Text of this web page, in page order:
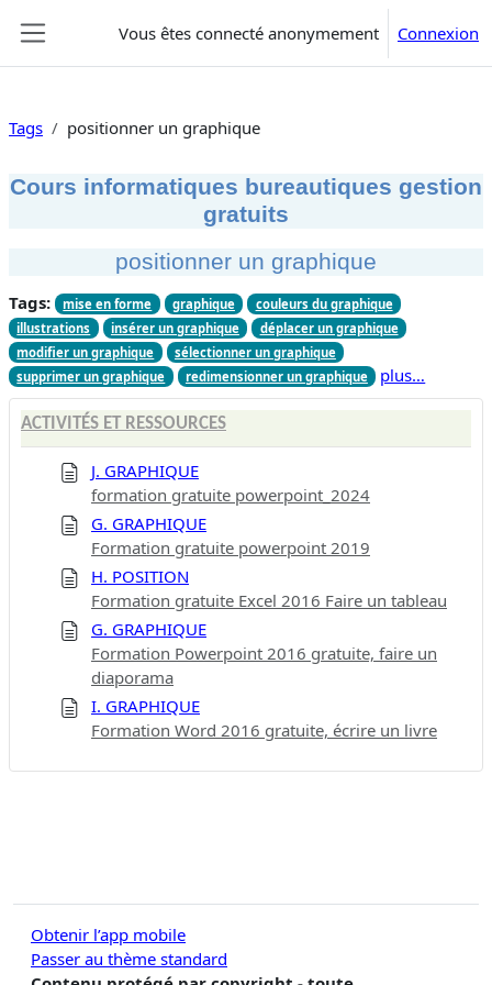
Vous êtes connecté anonymement Connexion
Tags positionner un graphique
Cours informatiques bureautiques gestion
gratuits
positionner un graphique
Tags: mise en forme graphique
couleurs du graphique
illustrations
insérer un graphique
déplacer un graphique
modifier un graphique
sélectionner un graphique
supprimer un graphique
redimensionner un graphique plus…
ACTIVITÉS ET RESSOURCES
J. GRAPHIQUE
formation gratuite powerpoint_2024
G. GRAPHIQUE
Formation gratuite powerpoint 2019
H. POSITION
Formation gratuite Excel 2016 Faire un tableau
G. GRAPHIQUE
Formation Powerpoint 2016 gratuite, faire un
diaporama
I. GRAPHIQUE
Formation Word 2016 gratuite, écrire un livre
Obtenir l’app mobile
Passer au thème standard